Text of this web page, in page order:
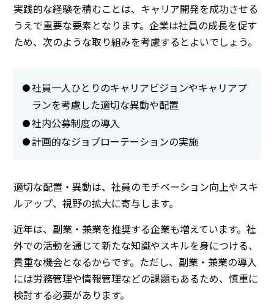
実践的な経験を積むことは、キャリア開発を成功させる
うえで重要な要素となります。企業は社員の成長を促す
ため、次のような取り組みを考慮するとよいでしょう。
社員一人ひとりのキャリアビジョンやキャリアプ
ランを考慮した適切な異動や配置
社内公募制度の導入
計画的なジョブローテーションの実施
適切な配置・異動は、社員のモチベーション向上やスキ
ルアップ、視野の拡大に寄与します。
近年は、副業・兼業を推奨する企業も増えています。社
外での活動を通じて新たな知識やスキルを身につける、
貴重な機会となるからです。ただし、副業・兼業の導入
には労務管理や情報管理などの課題もあるため、慎重に
検討する必要があります。